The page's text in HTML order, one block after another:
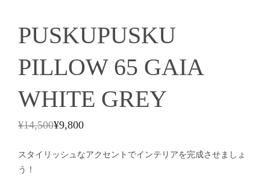
PUSKUPUSKU
PILLOW 65 GAIA
WHITE GREY
¥14,500¥9,800
スタイリッシュなアクセントでインテリアを完成させましょ
う！